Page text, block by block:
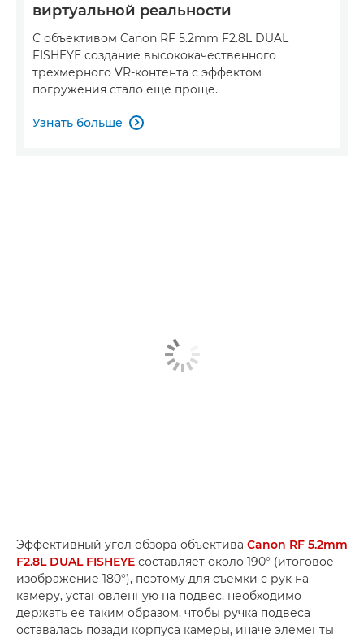
виртуальной реальности
С объективом Canon RF 5.2mm F2.8L DUAL
FISHEYE создание высококачественного
трехмерного VR-контента с эффектом
погружения стало еще проще.
Узнать больше 
Эффективный угол обзора объектива Canon RF 5.2mm
F2.8L DUAL FISHEYE составляет около 190° (итоговое
изображение 180°), поэтому для съемки с рук на
камеру, установленную на подвес, необходимо
держать ее таким образом, чтобы ручка подвеса
оставалась позади корпуса камеры, иначе элементы